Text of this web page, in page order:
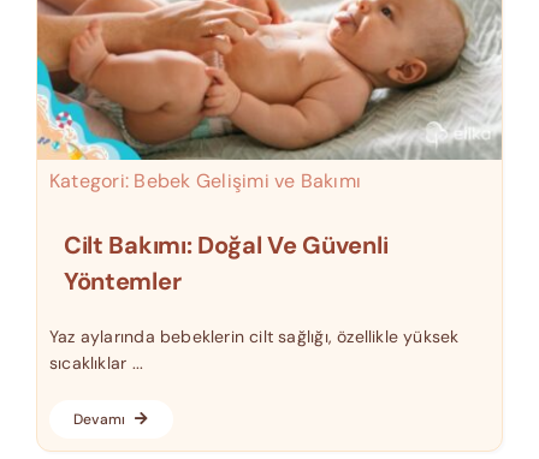
Kategori: Bebek Gelişimi ve Bakımı
Cilt Bakımı: Doğal Ve Güvenli
Yöntemler
Yaz aylarında bebeklerin cilt sağlığı, özellikle yüksek
sıcaklıklar ...
Devamı